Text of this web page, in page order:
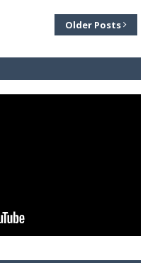
Older Posts